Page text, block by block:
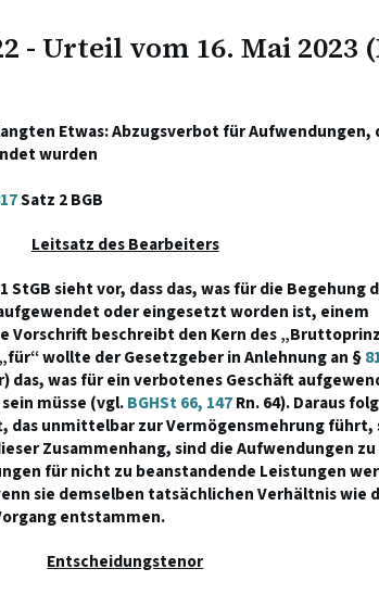
- Urteil vom 16. Mai 2023
Etwas: Abzugsverbot für Aufwendungen,
wurden
Satz 2 BGB
Leitsatz des Bearbeiters
StGB sieht vor, dass das, was für die Begehung
oder eingesetzt worden ist, einem
Vorschrift beschreibt den Kern des
wollte der Gesetzgeber in Anlehnung an §
das, was für ein verbotenes Geschäft
müsse (vgl.BGHSt 66, 147Rn. 64). Daraus
das unmittelbar zur Vermögensmehrung führt,
Zusammenhang, sind die Aufwendungen zu
für nicht zu beanstandende Leistungen
sie demselben tatsächlichen Verhältnis wie
entstammen.
Entscheidungstenor